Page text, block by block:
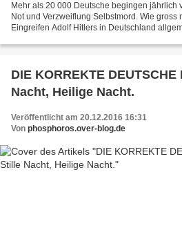
Mehr als 20 000 Deutsche begingen jährlich
Not und Verzweiflung Selbstmord. Wie gross
Eingreifen Adolf Hitlers in Deutschland
DIE KORREKTE
Nacht, Heilige Nacht.
Veröffentlicht am 20.12.2016 16:31
Von phosphoros.over-blog.de